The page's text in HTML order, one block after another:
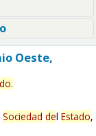
Oeste,
.
Sociedad del Estado,